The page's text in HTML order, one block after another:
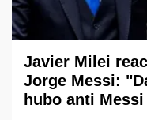
Javier Milei
Jorge Messi:
hubo anti